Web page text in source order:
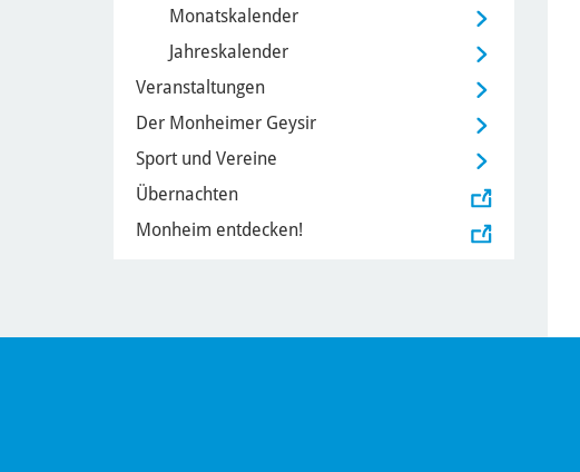
Monatskalender
Jahreskalender
Veranstaltungen
Der Monheimer Geysir
Sport und Vereine
Übernachten
Monheim entdecken!